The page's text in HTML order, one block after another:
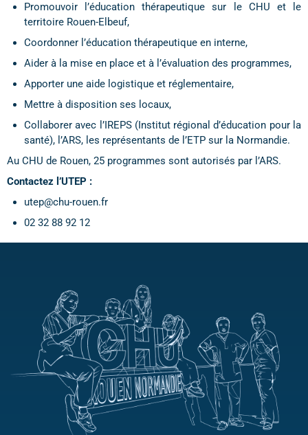
Promouvoir l’éducation thérapeutique sur le CHU et le
territoire Rouen-Elbeuf,
Coordonner l’éducation thérapeutique en interne,
Aider à la mise en place et à l’évaluation des programmes,
Apporter une aide logistique et réglementaire,
Mettre à disposition ses locaux,
Collaborer avec l’IREPS (Institut régional d’éducation pour la
santé), l’ARS, les représentants de l’ETP sur la Normandie.
Au CHU de Rouen, 25 programmes sont autorisés par l’ARS.
Contactez l’UTEP :
utep@chu-rouen.fr
02 32 88 92 12